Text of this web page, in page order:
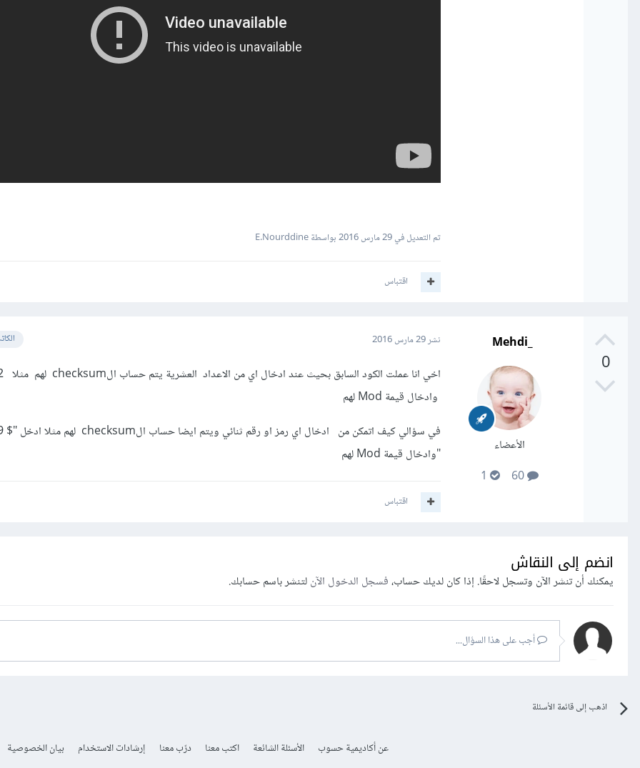
تم التعديل في29 مارس 2016 بواسطة E.Nourddine
اقتباس
0
_Mehdi
الأعضاء
60
نشر29 مارس 2016
وادخال قيمة Mod لهم
"وادخال قيمة Mod لهم
اقتباس
انضم إلى النقاش
يمكنك أن تنشر الآن وتسجل لاحقًا. إذا كان لديك حساب،فسجل الدخول الآنلتنشر باسم حسابك.
أجب على هذا السؤال...
اذهب إلى قائمة الأسئلة
عن أكاديمية حسوب الأسئلة الشائعة اكتب معنا درّب معنا إرشادات الاستخدام بيان الخصوصية